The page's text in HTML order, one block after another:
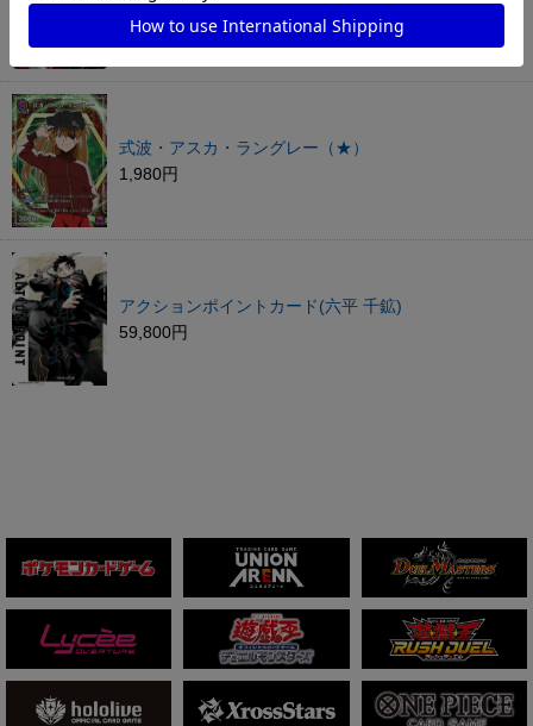
式波・アスカ・ラングレー（★）
1,980円
アクションポイントカード(六平 千鉱)
59,800円